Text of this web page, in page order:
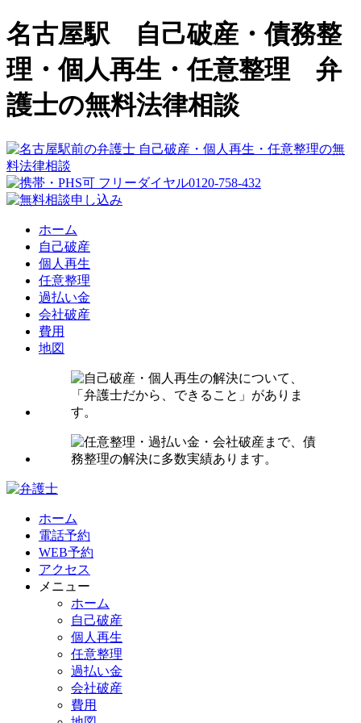
名古屋駅 自己破産・債務整
理・個人再生・任意整理 弁
護士の無料法律相談
ホーム
自己破産
個人再生
任意整理
過払い金
会社破産
費用
地図
ホーム
電話予約
WEB予約
アクセス
メニュー
ホーム
自己破産
個人再生
任意整理
過払い金
会社破産
費用